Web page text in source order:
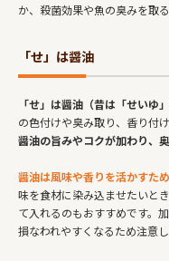
か、殺菌効果や魚の臭みを取
「せ」は醤油
「せ」は醤油（昔は「せいゆ
の色付けや臭み取り、香り付
醤油の旨みやコクが加わり、
醤油は風味や香りを活かすた
味を食材に染み込ませたいと
て入れるのもおすすめです。
損なわれやすくなるため注意し